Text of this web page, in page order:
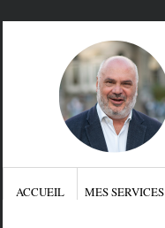
ACCUEIL MES SERVICES